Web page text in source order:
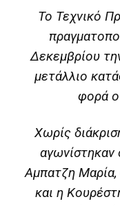
Το Τεχνικό
Δεκεμβρίου
μετάλλιο
φορά
Χωρίς
αγωνίστηκαν
Αμπατζη
και η